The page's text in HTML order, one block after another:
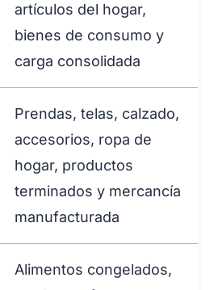
artículos del hogar,
bienes de consumo y
carga consolidada
Prendas, telas, calzado,
accesorios, ropa de
hogar, productos
terminados y mercancía
manufacturada
Alimentos congelados,